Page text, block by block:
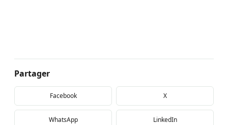
Partager
Facebook X
WhatsApp LinkedIn